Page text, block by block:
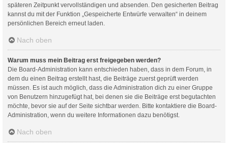
späteren Zeitpunkt vervollständigen und absenden. Den gesicherten Beitrag
kannst du mit der Funktion „Gespeicherte Entwürfe verwalten“ in deinem
persönlichen Bereich erneut laden.
Nach oben
Warum muss mein Beitrag erst freigegeben werden?
Die Board-Administration kann entschieden haben, dass in dem Forum, in
dem du einen Beitrag erstellt hast, die Beiträge zuerst geprüft werden
müssen. Es ist auch möglich, dass die Administration dich zu einer Gruppe
von Benutzern hinzugefügt hat, bei denen sie die Beiträge erst begutachten
möchte, bevor sie auf der Seite sichtbar werden. Bitte kontaktiere die Board-
Administration, wenn du weitere Informationen dazu benötigst.
Nach oben